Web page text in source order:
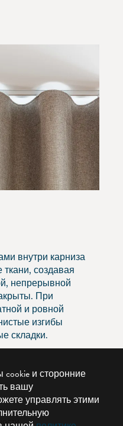
внутри карниза
создавая
непрерывной
При
и ровной
изгибы
складки.
и сторонние
вашу
управлять этими